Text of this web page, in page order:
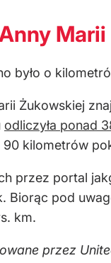
było o
Żukowskiej
odliczyła ponad
90 kilometrów
przez portal
Biorąc pod
km.
przez